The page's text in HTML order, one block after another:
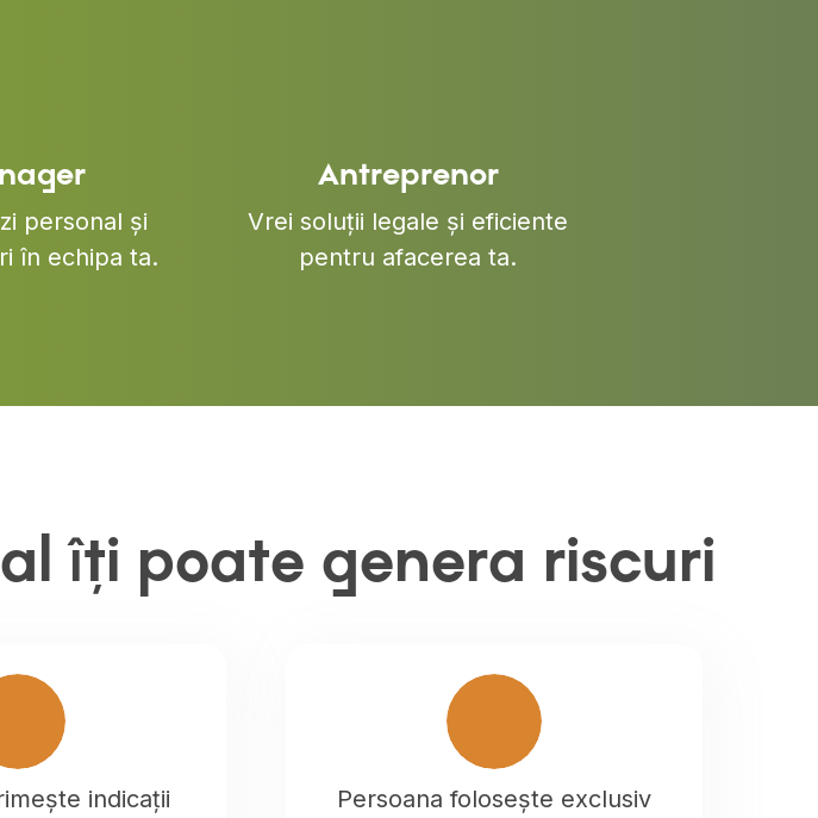
personal și
în echipa ta.
Antreprenor
Vrei soluții legale și eficiente
pentru afacerea ta.
îți poate genera riscuri
indicații
Persoana folosește exclusiv